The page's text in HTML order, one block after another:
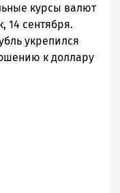
курсы валют
14 сентября.
укрепился
к доллару